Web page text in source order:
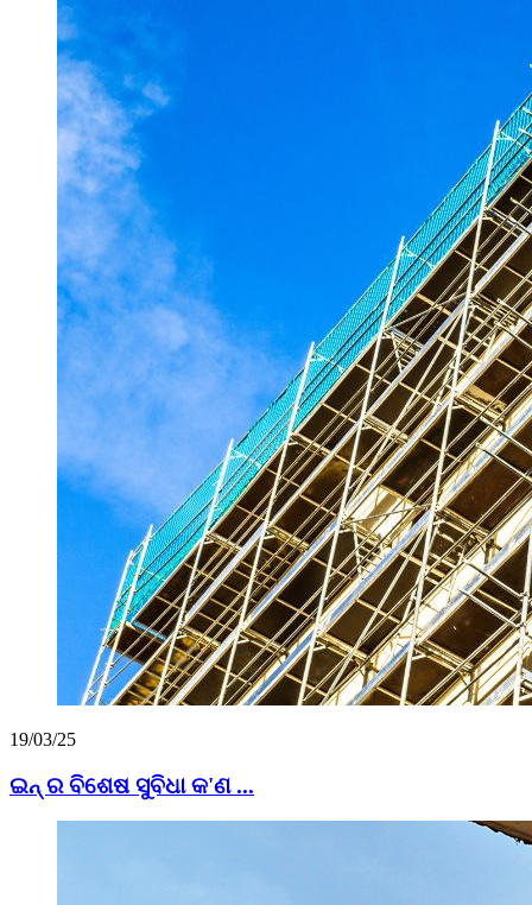
19/03/25
ଇନ୍ ର ବିଶେଷ ସୁବିଧା କ'ଣ ...